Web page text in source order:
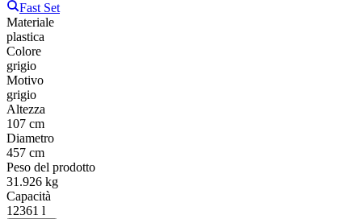
Fast Set
Materiale
plastica
Colore
grigio
Motivo
grigio
Altezza
107 cm
Diametro
457 cm
Peso del prodotto
31.926 kg
Capacità
12361 l